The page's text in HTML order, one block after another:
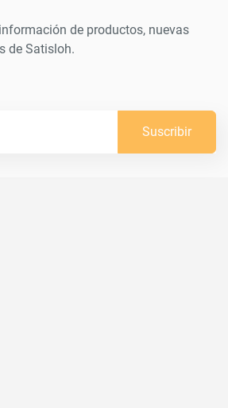
de productos, nuevas
de Satisloh.
Suscribir